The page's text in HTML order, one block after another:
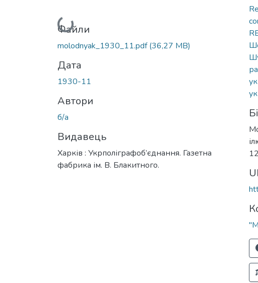
Вантажиться...
Файли
molodnyak_1930_11.pdf(36,27 MB)
Дата
1930-11
Автори
б/а
Видавець
Харків : Укрполіграфоб’єднання. Газетна
фабрика ім. В. Блакитного.